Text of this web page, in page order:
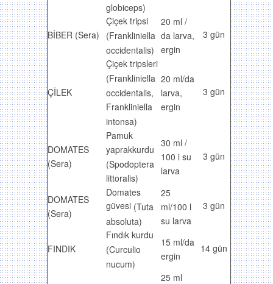
globiceps)
BİBER (Sera)
Çiçek tripsi
(Frankliniella
occidentalis)
20 ml /
da larva,
ergin
3 gün
ÇİLEK
Çiçek tripsleri
(Frankliniella
occidentalis,
Frankliniella
intonsa)
20 ml/da
larva,
ergin
3 gün
DOMATES
(Sera)
Pamuk
yaprakkurdu
(Spodoptera
littoralis)
30 ml /
100 l su
larva
3 gün
DOMATES
(Sera)
Domates
güvesi (Tuta
absoluta)
25
ml/100 l
su larva
3 gün
FINDIK
Fındık kurdu
(Curculio
nucum)
15 ml/da
ergin
14 gün
25 ml